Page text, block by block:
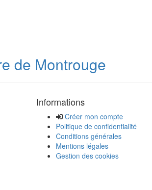
de Montrouge
Informations
Créer mon compte
Politique de confidentialité
Conditions générales
Mentions légales
Gestion des cookies